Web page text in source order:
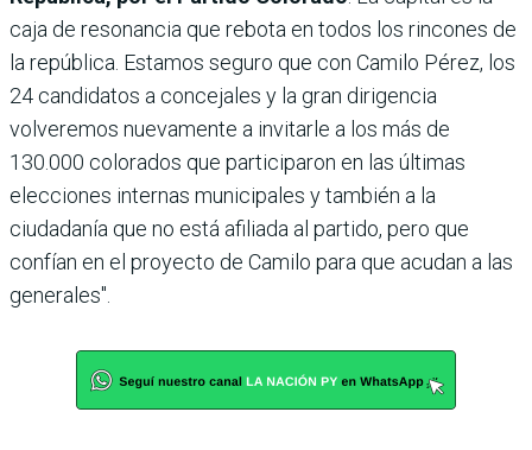
caja de resonancia que rebota en todos los rincones de
la república. Estamos seguro que con Camilo Pérez, los
24 candidatos a concejales y la gran dirigencia
volveremos nuevamente a invitarle a los más de
130.000 colorados que participaron en las últimas
elecciones internas municipales y también a la
ciudadanía que no está afiliada al partido, pero que
confían en el proyecto de Camilo para que acudan a las
generales".